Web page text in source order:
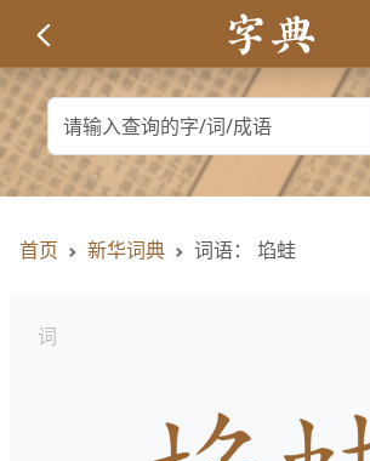
首页 新华词典 词语： 埳蛙
词